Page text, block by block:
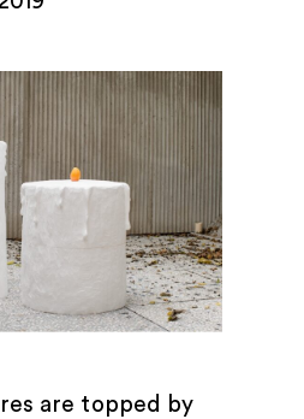
are topped by